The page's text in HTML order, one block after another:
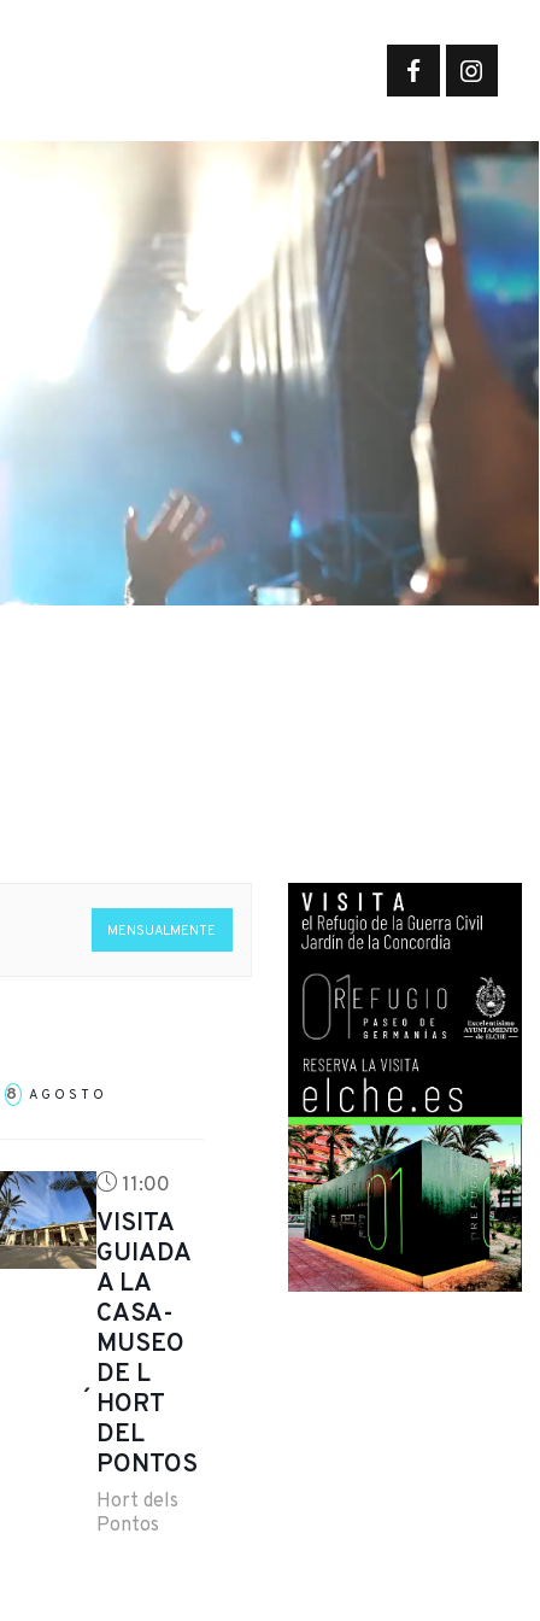
MENSUALMENTE
8 AGOSTO
11:00
VISITA
GUIADA
A LA
CASA-
MUSEO
DE L
´HORT
DEL
PONTOS
Hort dels
Pontos